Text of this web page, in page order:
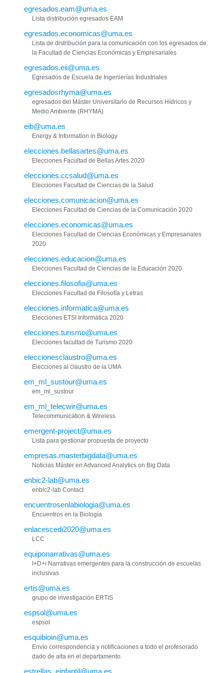
egresados.eam@uma.es
Lista distribución egresados EAM
egresados.economicas@uma.es
Lista de distribución para la comunicación con los egresados de
la Facultad de Ciencias Económicas y Empresariales
egresados.eii@uma.es
Egresados de Escuela de Ingenierías Industriales
egresadosrhyma@uma.es
egresados del Máster Universitario de Recursos Hídricos y
Medio Ambiente (RHYMA)
eib@uma.es
Energy & Information in Biology
elecciones.bellasartes@uma.es
Elecciones Facultad de Bellas Artes 2020
elecciones.ccsalud@uma.es
Elecciones Facultad de Ciencias de la Salud
elecciones.comunicacion@uma.es
Elecciones Facultad de Ciencias de la Comunicación 2020
elecciones.economicas@uma.es
Elecciones Facultad de Ciencias Económicas y Empresariales
2020
elecciones.educacion@uma.es
Elecciones Facultad de Ciencias de la Educación 2020
elecciones.filosofia@uma.es
Elecciones Facultad de Filosofía y Letras
elecciones.informatica@uma.es
Elecciones ETSI Informática 2020
elecciones.turismo@uma.es
Elecciones facultad de Turismo 2020
eleccionesclaustro@uma.es
Elecciones al claustro de la UMA
em_ml_sustour@uma.es
em_ml_sustour
em_ml_telecwir@uma.es
Telecommunication & Wireless
emergent-project@uma.es
Lista para gestionar propuesta de proyecto
empresas.masterbigdata@uma.es
Noticias Máster en Advanced Analytics on Big Data
enbic2-lab@uma.es
enbic2-lab Contact
encuentrosenlabiologia@uma.es
Encuentros en la Biología
enlacescedi2020@uma.es
LCC
equiponarrativas@uma.es
I+D+i Narrativas emergentes para la construcción de escuelas
inclusivas
ertis@uma.es
grupo de investigación ERTIS
espsol@uma.es
espsol
esquibioin@uma.es
Envío correspondencia y notificaciones a todo el profesorado
dado de alta en el departamento.
estrellas_einfantil@uma.es